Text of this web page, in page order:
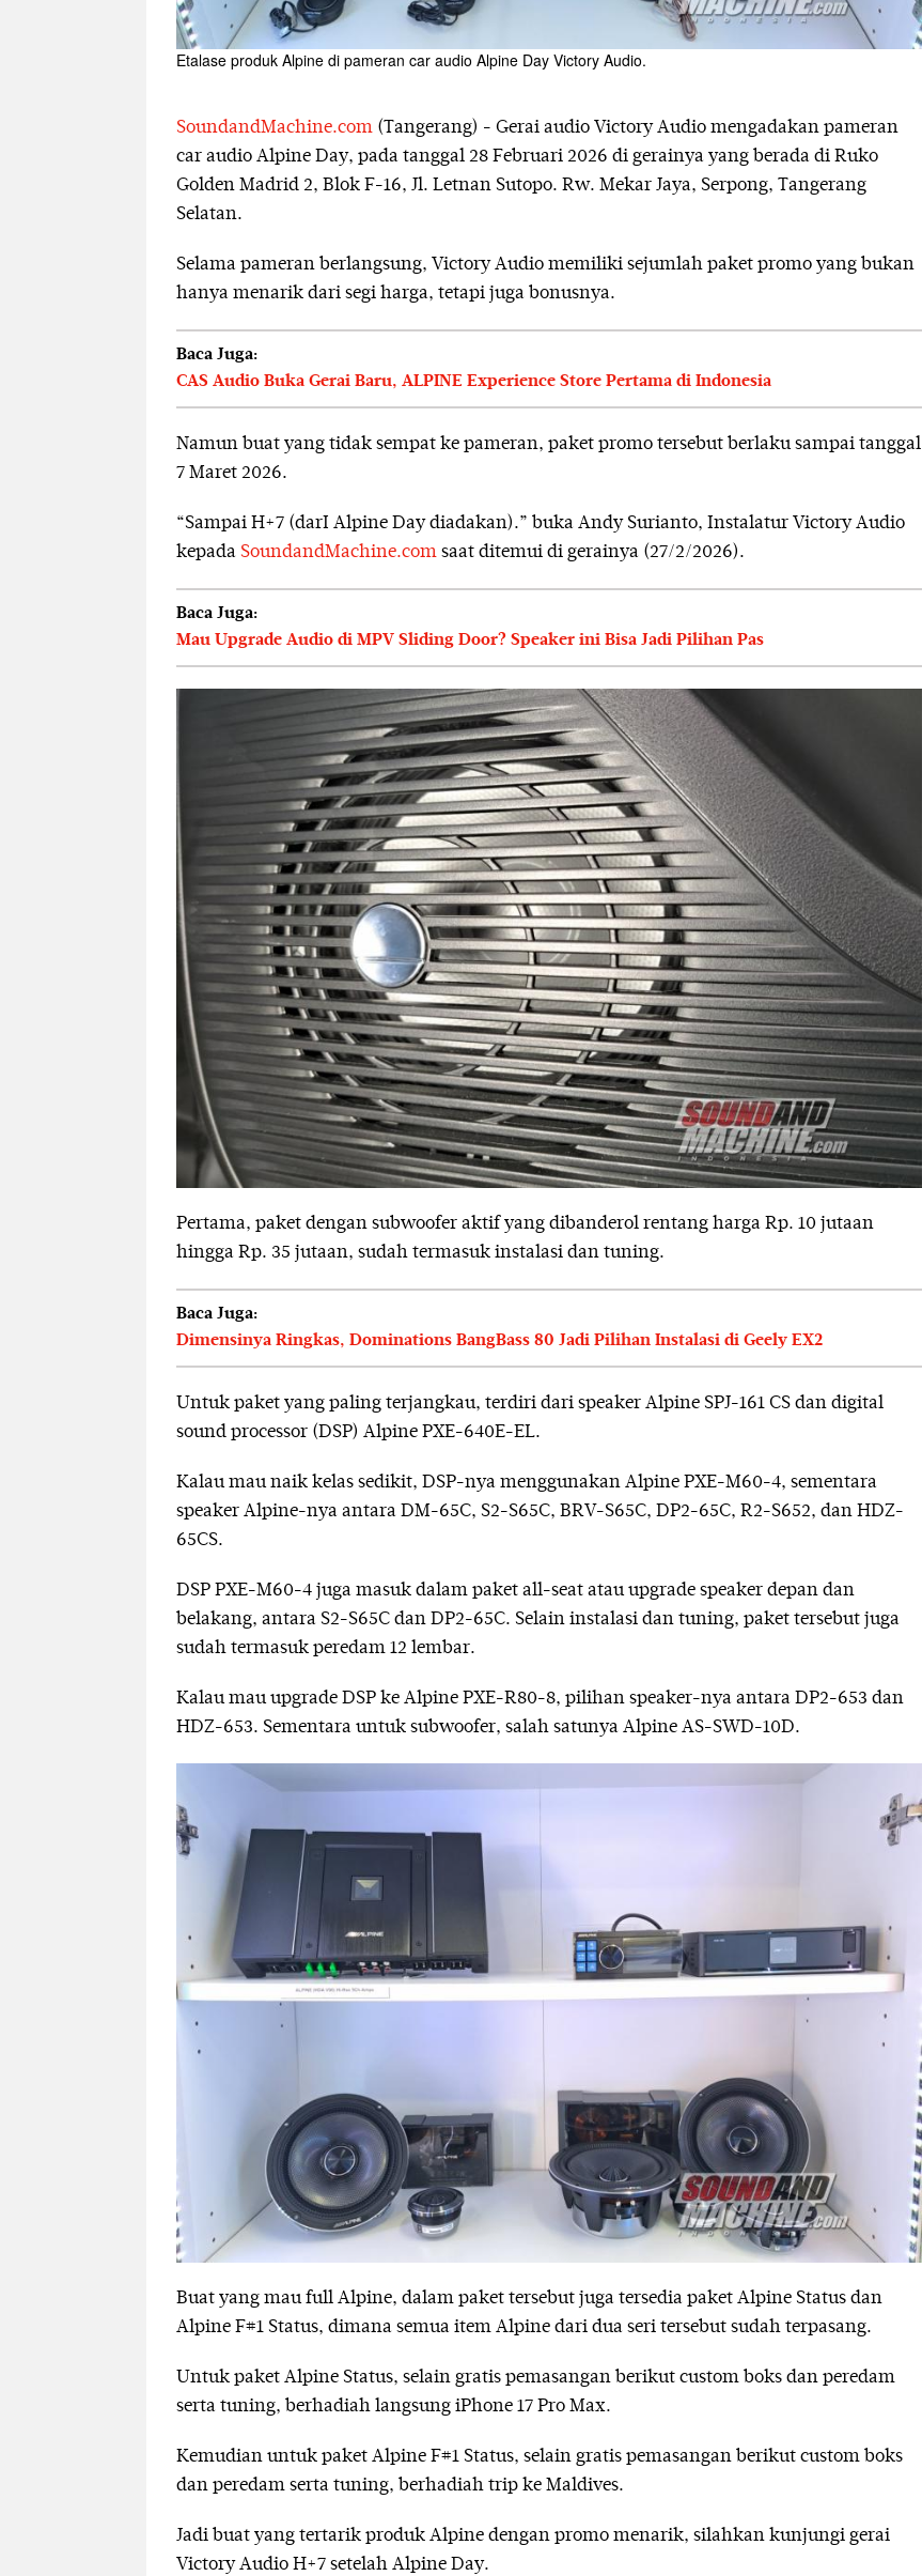
Etalase produk Alpine di pameran car audio Alpine Day Victory Audio.
SoundandMachine.com(Tangerang) - Gerai audio Victory Audio mengadakan pameran
car audio Alpine Day, pada tanggal 28 Februari 2026 di gerainya yang berada di Ruko
Golden Madrid 2, Blok F-16, Jl. Letnan Sutopo. Rw. Mekar Jaya, Serpong, Tangerang
Selatan.
Selama pameran berlangsung, Victory Audio memiliki sejumlah paket promo yang bukan
hanya menarik dari segi harga, tetapi juga bonusnya.
Baca Juga:
CAS Audio Buka Gerai Baru, ALPINE Experience Store Pertama di Indonesia
Namun buat yang tidak sempat ke pameran, paket promo tersebut berlaku sampai tanggal
7 Maret 2026.
“Sampai H+7 (darI Alpine Day diadakan).” buka Andy Surianto, Instalatur Victory Audio
kepada SoundandMachine.comsaat ditemui di gerainya (27/2/2026).
Baca Juga:
Mau Upgrade Audio di MPV Sliding Door? Speaker ini Bisa Jadi Pilihan Pas
Pertama, paket dengan subwoofer aktif yang dibanderol rentang harga Rp. 10 jutaan
hingga Rp. 35 jutaan, sudah termasuk instalasi dan tuning.
Baca Juga:
Dimensinya Ringkas, Dominations BangBass 80 Jadi Pilihan Instalasi di Geely EX2
Untuk paket yang paling terjangkau, terdiri dari speaker Alpine SPJ-161 CS dan digital
sound processor (DSP) Alpine PXE-640E-EL.
Kalau mau naik kelas sedikit, DSP-nya menggunakan Alpine PXE-M60-4, sementara
speaker Alpine-nya antara DM-65C, S2-S65C, BRV-S65C, DP2-65C, R2-S652, dan HDZ-
65CS.
DSP PXE-M60-4 juga masuk dalam paket all-seat atau upgrade speaker depan dan
belakang, antara S2-S65C dan DP2-65C. Selain instalasi dan tuning, paket tersebut juga
sudah termasuk peredam 12 lembar.
Kalau mau upgrade DSP ke Alpine PXE-R80-8, pilihan speaker-nya antara DP2-653 dan
HDZ-653. Sementara untuk subwoofer, salah satunya Alpine AS-SWD-10D.
Buat yang mau full Alpine, dalam paket tersebut juga tersedia paket Alpine Status dan
Alpine F#1 Status, dimana semua item Alpine dari dua seri tersebut sudah terpasang.
Untuk paket Alpine Status, selain gratis pemasangan berikut custom boks dan peredam
serta tuning, berhadiah langsung iPhone 17 Pro Max.
Kemudian untuk paket Alpine F#1 Status, selain gratis pemasangan berikut custom boks
dan peredam serta tuning, berhadiah trip ke Maldives.
Jadi buat yang tertarik produk Alpine dengan promo menarik, silahkan kunjungi gerai
Victory Audio H+7 setelah Alpine Day.